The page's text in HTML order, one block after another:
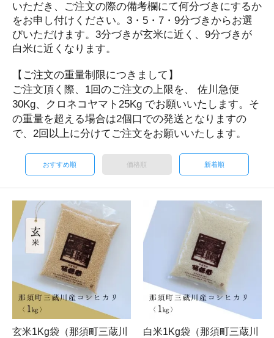
いただき、ご注文の際の備考欄にて何分づきにするか
をお申し付けください。3・5・7・9分づきからお選
びいただけます。3分づきが玄米に近く、9分づきが
白米に近くなります。
【ご注文の重量制限につきまして】
ご注文頂く際、1回のご注文の上限を、 佐川急便
30Kg、クロネコヤマト25Kg でお願いいたします。そ
の重量を超える場合は2個口での発送となりますの
で、2回以上に分けてご注文をお願いいたします。
おすすめ順 価格順 新着順
玄米1Kg袋（那須町三蔵川
白米1Kg袋（那須町三蔵川